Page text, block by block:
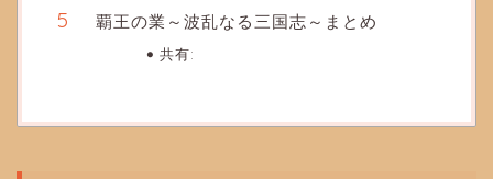
覇王の業～波乱なる三国志～まとめ
共有: